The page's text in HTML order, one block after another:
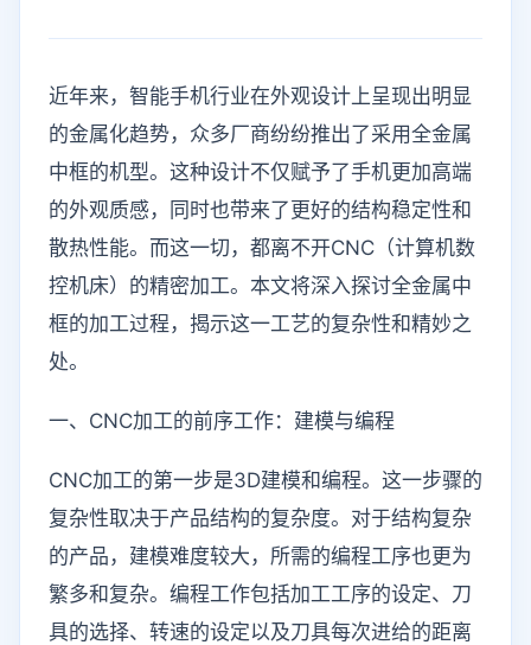
近年来，智能手机行业在外观设计上呈现出明显
的金属化趋势，众多厂商纷纷推出了采用全金属
中框的机型。这种设计不仅赋予了手机更加高端
的外观质感，同时也带来了更好的结构稳定性和
散热性能。而这一切，都离不开CNC（计算机数
控机床）的精密加工。本文将深入探讨全金属中
框的加工过程，揭示这一工艺的复杂性和精妙之
处。
一、CNC加工的前序工作：建模与编程
CNC加工的第一步是3D建模和编程。这一步骤的
复杂性取决于产品结构的复杂度。对于结构复杂
的产品，建模难度较大，所需的编程工序也更为
繁多和复杂。编程工作包括加工工序的设定、刀
具的选择、转速的设定以及刀具每次进给的距离